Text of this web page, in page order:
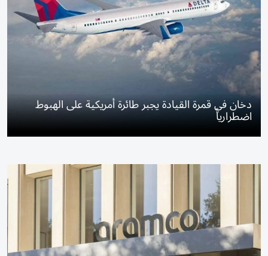
دخان في قمرة القيادة يجبر طائرة أمريكية على الهبوط
اضطرارياً